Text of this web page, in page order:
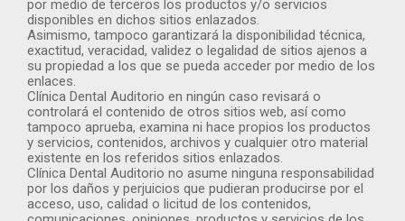
por medio de terceros los productos y/o servicios
disponibles en dichos sitios enlazados.
Asimismo, tampoco garantizará la disponibilidad técnica,
exactitud, veracidad, validez o legalidad de sitios ajenos a
su propiedad a los que se pueda acceder por medio de los
enlaces.
Clínica Dental Auditorio en ningún caso revisará o
controlará el contenido de otros sitios web, así como
tampoco aprueba, examina ni hace propios los productos
y servicios, contenidos, archivos y cualquier otro material
existente en los referidos sitios enlazados.
Clínica Dental Auditorio no asume ninguna responsabilidad
por los daños y perjuicios que pudieran producirse por el
acceso, uso, calidad o licitud de los contenidos,